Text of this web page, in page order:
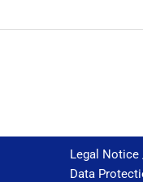
Legal
Data